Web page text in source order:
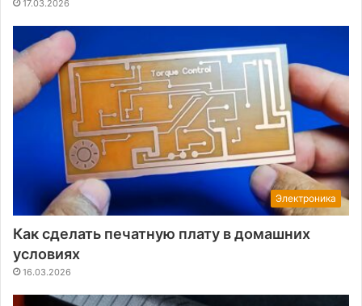
17.03.2026
Электроника
Как сделать печатную плату в домашних
условиях
16.03.2026